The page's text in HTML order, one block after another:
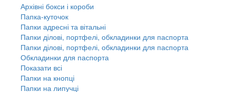
Архівні бокси і короби
Папка-куточок
Папки адресні та вітальні
Папки ділові, портфелі, обкладинки для паспорта
Папки ділові, портфелі, обкладинки для паспорта
Обкладинки для паспорта
Показати всі
Папки на кнопці
Папки на липучці